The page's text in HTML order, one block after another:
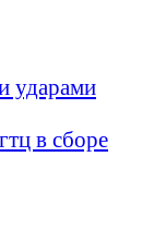
ударами
в сборе